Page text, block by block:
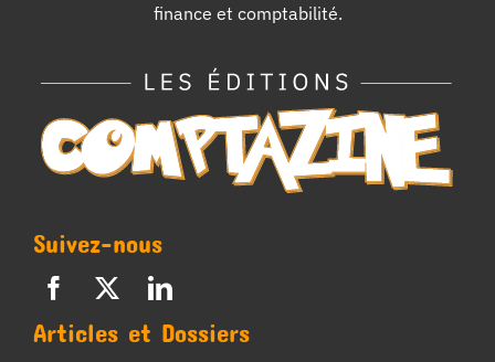
finance et comptabilité.
Suivez-nous
Articles et Dossiers